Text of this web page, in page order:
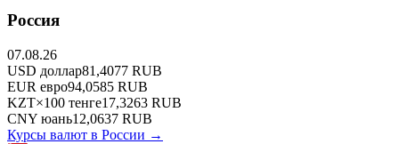
Россия
07.08.26
USD доллар81,4077 RUB
EUR евро94,0585 RUB
KZT×100 тенге17,3263 RUB
CNY юань12,0637 RUB
Курсы валют в России →